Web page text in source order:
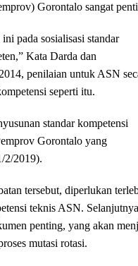
Gorontalo sangat
pada sosialisasi standar
Kata Darda dan
penilaian untuk ASN
seperti itu.
standar kompetensi
Gorontalo yang
2/2019).
tersebut, diperlukan
teknis ASN. Selanjutnya
penting, yang akan
mutasi rotasi.